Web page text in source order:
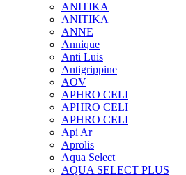
ANITIKA
ANITIKA
ANNE
Annique
Anti Luis
Antigrippine
AOV
APHRO CELI
APHRO CELI
APHRO CELI
Api Ar
Aprolis
Aqua Select
AQUA SELECT PLUS